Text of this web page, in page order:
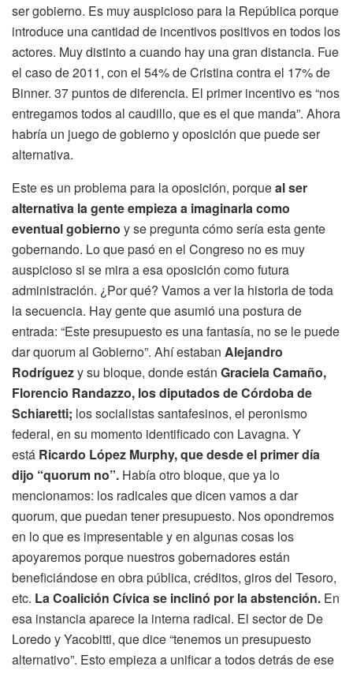
ser gobierno. Es muy auspicioso para la República porque
introduce una cantidad de incentivos positivos en todos los
actores. Muy distinto a cuando hay una gran distancia. Fue
el caso de 2011, con el 54% de Cristina contra el 17% de
Binner. 37 puntos de diferencia. El primer incentivo es “nos
entregamos todos al caudillo, que es el que manda”. Ahora
habría un juego de gobierno y oposición que puede ser
alternativa.
Este es un problema para la oposición, porqueal ser
alternativa la gente empieza a imaginarla como
eventual gobierno y se pregunta cómo sería esta gente
gobernando. Lo que pasó en el Congreso no es muy
auspicioso si se mira a esa oposición como futura
administración. ¿Por qué? Vamos a ver la historia de toda
la secuencia. Hay gente que asumió una postura de
entrada: “Este presupuesto es una fantasía, no se le puede
dar quorum al Gobierno”. Ahí estaban Alejandro
Rodríguezy su bloque, donde están Graciela Camaño,
Florencio Randazzo, los diputados de Córdoba de
Schiaretti; los socialistas santafesinos, el peronismo
federal, en su momento identificado con Lavagna. Y
está Ricardo López Murphy, que desde el primer día
dijo “quorum no”. Había otro bloque, que ya lo
mencionamos: los radicales que dicen vamos a dar
quorum, que puedan tener presupuesto. Nos opondremos
en lo que es impresentable y en algunas cosas los
apoyaremos porque nuestros gobernadores están
beneficiándose en obra pública, créditos, giros del Tesoro,
etc. La Coalición Cívica se inclinó por la abstención. En
esa instancia aparece la interna radical. El sector de De
Loredo y Yacobitti, que dice “tenemos un presupuesto
alternativo”. Esto empieza a unificar a todos detrás de ese